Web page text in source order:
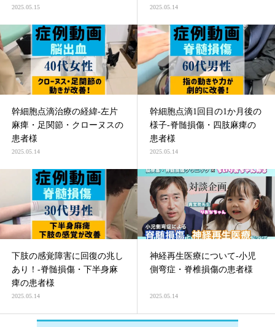
による四肢麻痺の患者様
2025.05.15 2025.05.14
幹細胞点滴治療の経緯-左片
麻痺・足関節・クローヌスの
患者様
2025.05.14
幹細胞点滴1回目の1か月後の
様子-脊髄損傷・四肢麻痺の
患者様
2025.05.14
下肢の感覚障害に回復の兆し
あり！-脊髄損傷・下半身麻
痺の患者様
2025.05.14
神経再生医療について-小児
側弯症・脊椎損傷の患者様
2025.05.14